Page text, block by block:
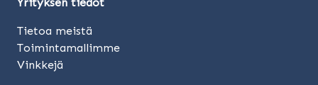
Tietoa meistä
Toimintamallimme
Vinkkejä